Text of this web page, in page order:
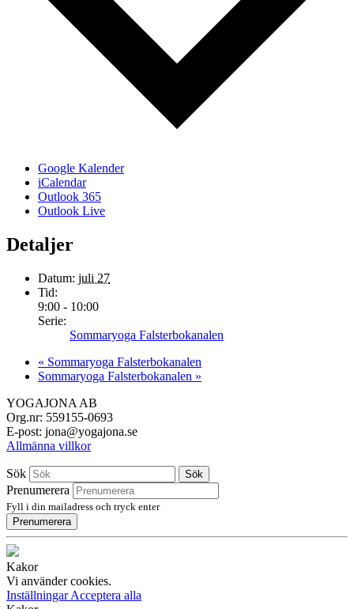
Google Kalender
iCalendar
Outlook 365
Outlook Live
Detaljer
Datum: juli 27
Tid:
9:00 - 10:00
Serie:
Sommaryoga Falsterbokanalen
« Sommaryoga Falsterbokanalen
Sommaryoga Falsterbokanalen »
YOGAJONA AB
Org.nr: 559155-0693
E-post: jona@yogajona.se
Allmänna villkor
Sök Sök
Prenumerera
Fyll i din mailadress och tryck enter
Prenumerera
Kakor
Vi använder cookies.
InställningarAcceptera alla